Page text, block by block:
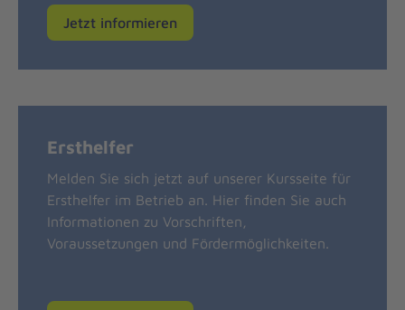
Jetzt informieren
Ersthelfer
Melden Sie sich jetzt auf unserer Kursseite für
Ersthelfer im Betrieb an. Hier finden Sie auch
Informationen zu Vorschriften,
Voraussetzungen und Fördermöglichkeiten.